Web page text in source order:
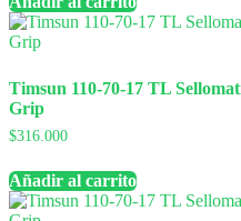
Timsun 110-70-17 TL
Grip
$316.000
Añadir al carrito